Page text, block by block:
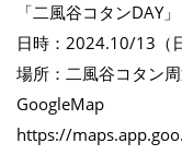
「二風谷コタンDAY」
日時：2024.10/13（
場所：二風谷コタン
GoogleMap
https://